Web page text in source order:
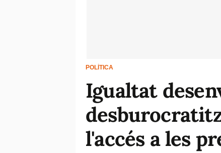
POLÍTICA
Igualtat
l'accés a les